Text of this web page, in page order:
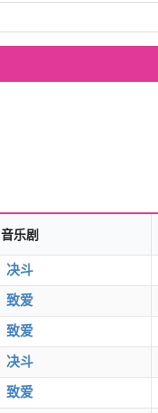
音乐剧
决斗
致爱
致爱
决斗
致爱